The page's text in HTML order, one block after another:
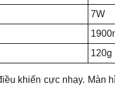
7W
120g
khiển cực nhạy. Màn